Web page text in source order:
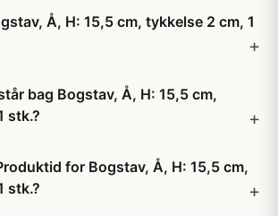
Å, H: 15,5 cm, tykkelse 2 cm, 1
bag Bogstav, Å, H: 15,5 cm,
stk.?
for Bogstav, Å, H: 15,5 cm,
stk.?